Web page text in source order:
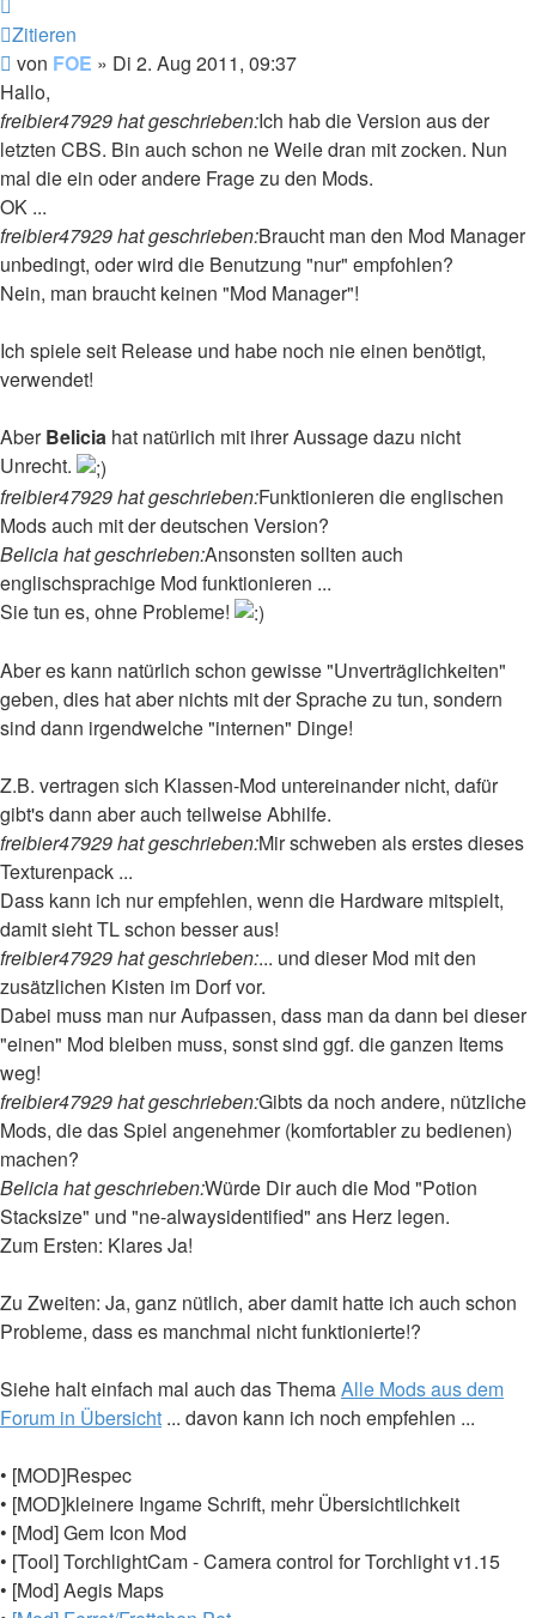
Zitieren
Beitrag
von FOE » Di 2. Aug 2011, 09:37
Hallo,
freibier47929 hat geschrieben:Ich hab die Version aus der
letzten CBS. Bin auch schon ne Weile dran mit zocken. Nun
mal die ein oder andere Frage zu den Mods.
OK ...
freibier47929 hat geschrieben:Braucht man den Mod Manager
unbedingt, oder wird die Benutzung "nur" empfohlen?
Nein, man braucht keinen "Mod Manager"!
Ich spiele seit Release und habe noch nie einen benötigt,
verwendet!
AberBelicia hat natürlich mit ihrer Aussage dazu nicht
Unrecht.
freibier47929 hat geschrieben:Funktionieren die englischen
Mods auch mit der deutschen Version?
Belicia hat geschrieben:Ansonsten sollten auch
englischsprachige Mod funktionieren ...
Sie tun es, ohne Probleme!
Aber es kann natürlich schon gewisse "Unverträglichkeiten"
geben, dies hat aber nichts mit der Sprache zu tun, sondern
sind dann irgendwelche "internen" Dinge!
Z.B. vertragen sich Klassen-Mod untereinander nicht, dafür
gibt's dann aber auch teilweise Abhilfe.
freibier47929 hat geschrieben:Mir schweben als erstes dieses
Texturenpack ...
Dass kann ich nur empfehlen, wenn die Hardware mitspielt,
damit sieht TL schon besser aus!
freibier47929 hat geschrieben:... und dieser Mod mit den
zusätzlichen Kisten im Dorf vor.
Dabei muss man nur Aufpassen, dass man da dann bei dieser
"einen" Mod bleiben muss, sonst sind ggf. die ganzen Items
weg!
freibier47929 hat geschrieben:Gibts da noch andere, nützliche
Mods, die das Spiel angenehmer (komfortabler zu bedienen)
machen?
Belicia hat geschrieben:Würde Dir auch die Mod "Potion
Stacksize" und "ne-alwaysidentified" ans Herz legen.
Zum Ersten: Klares Ja!
Zu Zweiten: Ja, ganz nütlich, aber damit hatte ich auch schon
Probleme, dass es manchmal nicht funktionierte!?
Siehe halt einfach mal auch das ThemaAlle Mods aus dem
Forum in Übersicht ... davon kann ich noch empfehlen ...
• [MOD]Respec
• [MOD]kleinere Ingame Schrift, mehr Übersichtlichkeit
• [Mod] Gem Icon Mod
• [Tool] TorchlightCam - Camera control for Torchlight v1.15
• [Mod] Aegis Maps